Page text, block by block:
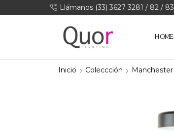
Llámanos (33) 3627 3281 / 82 / 83
HOME
Inicio Coleccción Manchester